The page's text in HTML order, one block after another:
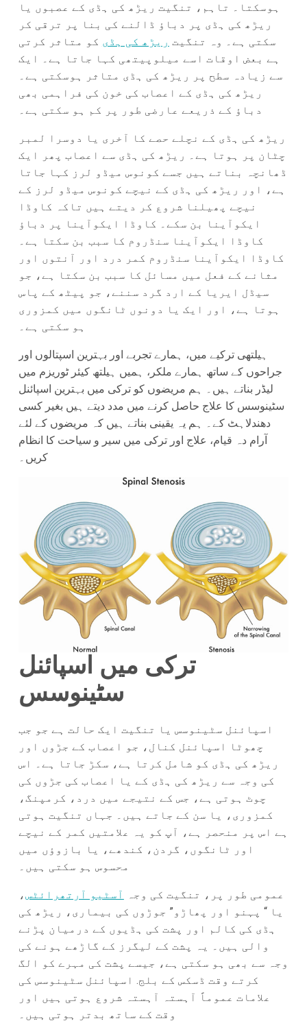
ہوسکتا۔ تاہم، تنگیت ریڑھ کی ہڈی کے عصبوں یا
ریڑھ کی ہڈی پر دباؤ ڈالنے کی بنا پر ترقی کر
سکتی ہے۔ وہ تنگیت ریڑھ کی ہڈی کو متاثر کرتی
ہے بعض اوقات اسے میلوپیتھی کہا جاتا ہے۔ ایک
سے زیادہ سطح پر ریڑھ کی ہڈی متاثر ہوسکتی ہے۔
ریڑھ کی ہڈی کے اعصاب کی خون کی فراہمی بھی
دباؤ کے ذریعے عارضی طور پر کم ہو سکتی ہے۔
ریڑھ کی ہڈی کے نچلے حصے کا آخری یا دوسرا لمبر
چٹان پر ہوتا ہے۔ ریڑھ کی ہڈی سے اعصاب پھر ایک
ڈھانچہ بناتے ہیں جسے کونوس میڈو لرز کہا جاتا
ہے، اور ریڑھ کی ہڈی کے نیچے کونوس میڈو لرز کے
نیچے پھیلنا شروع کر دیتے ہیں تاکہ کاوڈا
ایکوآینا بن سکے۔ کاوڈا ایکوآینا پر دباؤ
کاوڈا ایکوآینا سنڈروم کا سبب بن سکتا ہے۔
کاوڈا ایکوآینا سنڈروم کمر درد اور آنتوں اور
مثانے کے فعل میں مسائل کا سبب بن سکتا ہے، جو
سیڈل ایریا کے ارد گرد سننے، جو پیٹھ کے پاس
ہوتا ہے، اور ایک یا دونوں ٹانگوں میں کمزوری
ہو سکتی ہے۔
ہیلتھی ترکیے میں، ہمارے تجربے اور بہترین اسپتالوں اور
جراحوں کے ساتھ ہمارے ملکر، ہمیں ہیلتھ کیئر ٹوریزم میں
لیڈر بناتے ہیں۔ ہم مریضوں کو ترکی میں بہترین اسپائنل
سٹینوسس کا علاج حاصل کرنے میں مدد دیتے ہیں بغیر کسی
دھندلاہٹ کے۔ ہم یہ یقینی بناتے ہیں کہ مریضوں کے لئے
آرام دہ قیام، علاج اور ترکی میں سیر و سیاحت کا انظام
کریں۔
ترکی میں اسپائنل
سٹینوسس
اسپائنل سٹینوسس یا تنگیت ایک حالت ہے جو جب
چھوٹا اسپائنل کنال، جو اعصاب کے جڑوں اور
ریڑھ کی ہڈی کو شامل کرتا ہے، سکڑ جاتا ہے۔ اس
کی وجہ سے ریڑھ کی ہڈی کے یا اعصاب کی جڑوں کی
چوٹ ہوتی ہے، جس کے نتیجے میں درد، کرمپنگ،
کمزوری، یا سن کے جاتے ہیں۔ جہاں تنگیت ہوتی
ہے اس پر منحصر ہے، آپ کو یہ علامتیں کمر کے نیچے
اور ٹانگوں، گردن، کندھے، یا بازوؤں میں
محسوس ہو سکتی ہیں۔
عمومی طور پر، تنگیت کی وجہ آسٹیو آرتھرائٹس،
یا “ پہنو اور پھاڑو” جوڑوں کی بیماری، ریڑھ کی
ہڈی کی کالم اور پشت کی ہڈیوں کے درمیان پڑنے
والی ہیں۔ یہ پشت کے لیگرز کے گاڑھے ہونے کی
وجہ سے بھی ہو سکتی ہے، جیسے پشت کی مہرے کو الگ
کرتے وقت ڈسکس کے بلج. اسپائنل سٹینوسس کی
علامات عموماً آہستہ آہستہ شروع ہوتی ہیں اور
وقت کے ساتھ بدتر ہوتی ہیں۔